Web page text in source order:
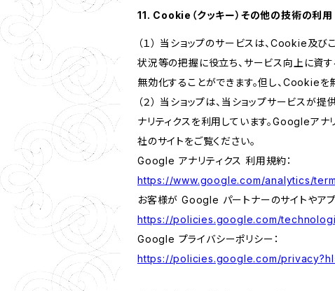
11. Cookie（クッキー）その他の技術の利用
（１） 当ショップのサービスは、Cookie及
状況等の把握に役立ち、サービス向上に資
無効化することができます。但し、Cookie
（２） 当ショップは、当ショップサービス
ナリティクスを利用しています。Googleア
社のサイトをご覧ください。
Google アナリティクス 利用規約：
https://www.google.com/analytics/
お客様が Google パートナーのサイトやア
https://policies.google.com/
Google プライバシーポリシー：
https://policies.google.com/